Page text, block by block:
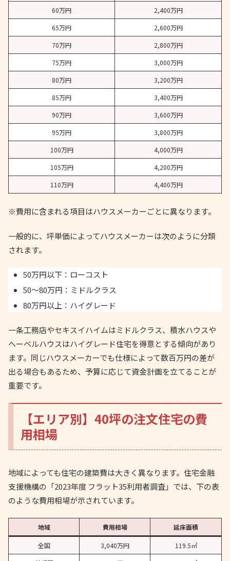
60万円
2,400万円
65万円
2,600万円
70万円
2,800万円
75万円
3,000万円
80万円
3,200万円
85万円
3,400万円
90万円
3,600万円
95万円
3,800万円
100万円
4,000万円
105万円
4,200万円
110万円
4,400万円
※費用に含まれる項目はハウスメーカーごとに異なります。
一般的に、坪単価によってハウスメーカーは次のように分類
されます。
50万円以下：ローコスト
50～80万円：ミドルクラス
80万円以上：ハイグレード
一条工務店やセキスイハイムはミドルクラス、積水ハウスや
ヘーベルハウスはハイグレード住宅を得意とする傾向があり
ます。同じハウスメーカーでも仕様によって数百万円の差が
出る場合もあるため、予算に応じて資金計画を立てることが
重要です。
【エリア別】40坪の注文住宅の費
用相場
地域によっても住宅の建築費は大きく異なります。住宅金融
支援機構の「2023年度 フラット35利用者調査」では、下の表
のような費用相場が示されています。
地域 費用相場 延床面積
全国 3,040万円
119.5㎡